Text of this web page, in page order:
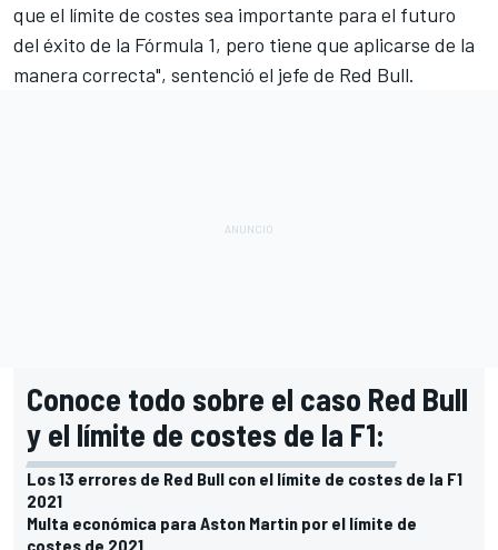
que el límite de costes sea importante para el futuro
del éxito de la Fórmula 1, pero tiene que aplicarse de la
manera correcta", sentenció el jefe de Red Bull.
Conoce todo sobre el caso Red Bull
y el límite de costes de la F1:
Los 13 errores de Red Bull con el límite de costes de la F1
2021
Multa económica para Aston Martin por el límite de
costes de 2021